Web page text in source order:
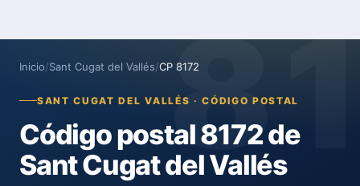
Inicio/Sant Cugat del Vallés/CP 8172
SANT CUGAT DEL VALLÉS · CÓDIGO POSTAL
Código postal 8172 de
Sant Cugat del Vallés